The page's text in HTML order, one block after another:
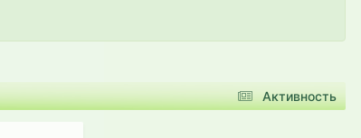
Активность